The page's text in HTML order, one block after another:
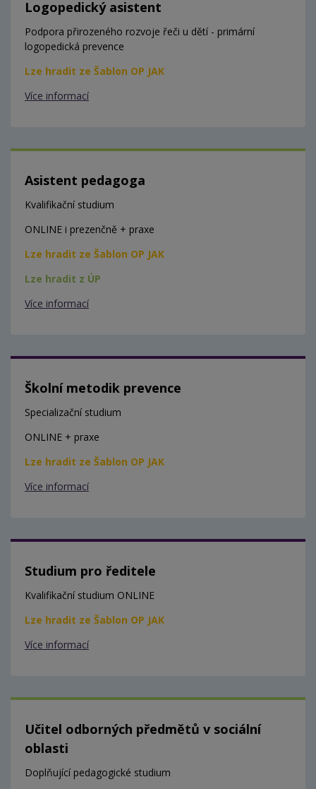
Logopedický asistent
Podpora přirozeného rozvoje řeči u dětí - primární
logopedická prevence
Lze hradit ze Šablon OP JAK
Více informací
Asistent pedagoga
Kvalifikační studium
ONLINE i prezenčně + praxe
Lze hradit ze Šablon OP JAK
Lze hradit z ÚP
Více informací
Školní metodik prevence
Specializační studium
ONLINE + praxe
Lze hradit ze Šablon OP JAK
Více informací
Studium pro ředitele
Kvalifikační studium ONLINE
Lze hradit ze Šablon OP JAK
Více informací
Učitel odborných předmětů v sociální
oblasti
Doplňující pedagogické studium